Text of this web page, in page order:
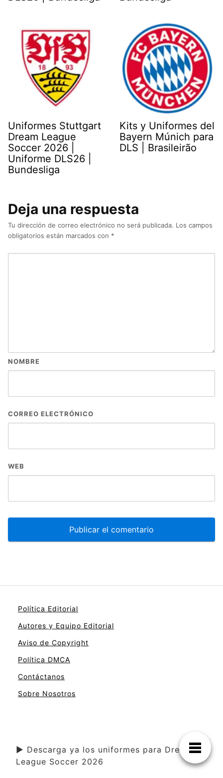
Uniformes Stuttgart
Dream League
Soccer 2026 |
Uniforme DLS26 |
Bundesliga
Kits y Uniformes del
Bayern Múnich para
DLS | Brasileirão
Deja una respuesta
Tu dirección de correo electrónico no será publicada. Los campos
obligatorios están marcados con *
NOMBRE
CORREO ELECTRÓNICO
WEB
Política Editorial
Autores y Equipo Editorial
Aviso de Copyright
Política DMCA
Contáctanos
Sobre Nosotros
▶ Descarga ya los uniformes para Dream
League Soccer 2026